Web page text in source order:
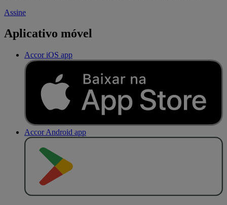
Assine
Aplicativo móvel
Accor iOS app
Accor Android app